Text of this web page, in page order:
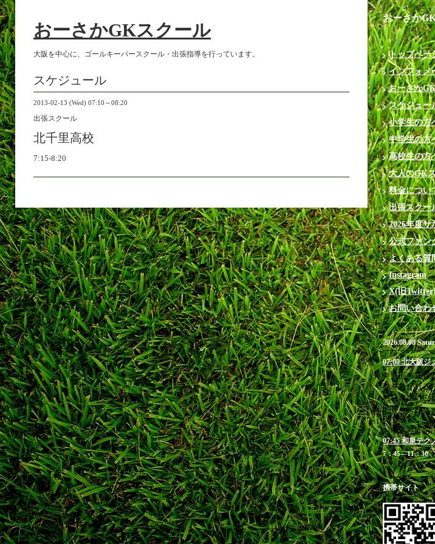
おーさかGKスクール
大阪を中心に、ゴールキーパースクール・出張指導を行っています。
スケジュール
2013-02-13 (Wed) 07:10～08:20
出張スクール
北千里高校
7:15-8:20
おーさか
トップペー
インフォメ
おーさか
スケジュー
小学生の方
中学生の方
高校生の方
大人のGK
料金につい
出張スクー
2026年度サ
公式ファン
よくある質
Instagram
X(旧
お問い合わ
2026.08.08
07:00 北大阪ジ
＠箕面市立
りを急がれる
料駐車場のご
6:40 受付
00 練習
お申込み締切
07:45 和泉テク
7：45―11：30
携帯サイト